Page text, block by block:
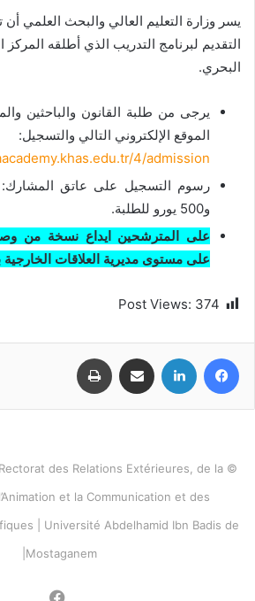
يسر وزارة التعليم العالي والبحث العلمي
التقديم لبرنامج التدريب الذي أطلقه
البحري.
يرجى من طلبة القانون والباحثين
الموقع الإلكتروني التالي والتسجيل:
4/admission
و500 يورو للطلبة.
على المترشحين ايداع نسخة من
على مستوى مديرية العلاقات الخارجية
Post Views: 374
فيسبوك لينكدإن مشاركة عبر البريد
des Relations Extérieures, de la
et la Communication et des
| Université Abdelhamid Ibn Badis de
Mostaganem|
فيسبوك